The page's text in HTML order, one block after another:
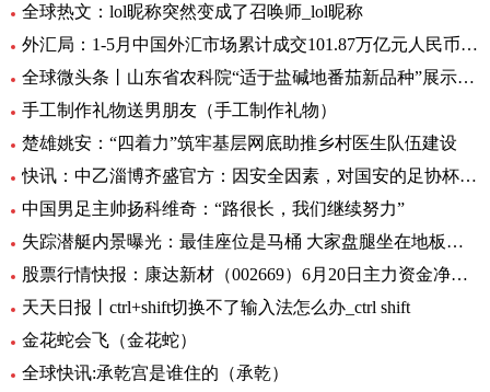
全球热文：lol昵称突然变成了召唤师_lol昵称
外汇局：1-5月中国外汇市场累计成交101.87万亿元人民币-讯息
全球微头条丨山东省农科院“适于盐碱地番茄新品种”展示会在利津县农业双创中心举行
手工制作礼物送男朋友（手工制作礼物）
楚雄姚安：“四着力”筑牢基层网底助推乡村医生队伍建设
快讯：中乙淄博齐盛官方：因安全因素，对国安的足协杯不对外开放
中国男足主帅扬科维奇：“路很长，我们继续努力”
失踪潜艇内景曝光：最佳座位是马桶 大家盘腿坐在地板上|世界观焦点
股票行情快报：康达新材（002669）6月20日主力资金净买入354.78万元
天天日报丨ctrl+shift切换不了输入法怎么办_ctrl shift
金花蛇会飞（金花蛇）
全球快讯:承乾宫是谁住的（承乾）